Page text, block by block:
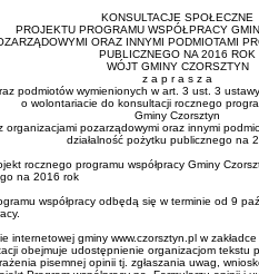
KONSULTACJE SPOŁECZNE
PROJEKTU PROGRAMU WSPÓŁPRACY
ORAZ INNYMI PODMIOTAMI
PUBLICZNEGO NA 2016 ROK
WÓJT GMINY CZORSZTYN
z a p r a s z a
podmiotów wymienionych w art. 3 ust. 3
o wolontariacie do konsultacji rocznego
Gminy Czorsztyn
organizacjami pozarządowymi oraz innymi
działalność pożytku publicznego na
rocznego programu współpracy Gminy
na 2016 rok
współpracy odbędą się w terminie od 9
gminy www.czorsztyn.pl w
obejmuje udostępnienie organizacjom tekstu
pisemnej opinii tj. zgłaszania uwag,